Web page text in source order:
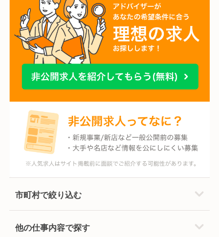
市町村で絞り込む
他の仕事内容で探す